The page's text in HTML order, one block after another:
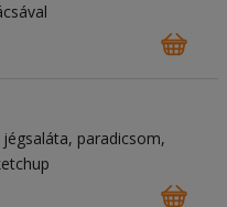
jégsaláta paradicsom